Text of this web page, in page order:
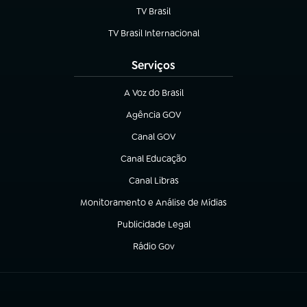
TV Brasil
(abre em nova aba)
TV Brasil Internacional
(abre em nova aba)
Serviços
A Voz do Brasil
(abre em nova aba)
Agência GOV
(abre em nova aba)
Canal GOV
(abre em nova aba)
Canal Educação
(abre em nova aba)
Canal Libras
(abre em nova aba)
Monitoramento e Análise de Mídias
(abre em nova aba)
Publicidade Legal
(abre em nova aba)
Rádio Gov
(abre em nova aba)